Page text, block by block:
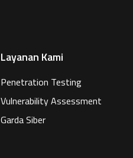
Layanan Kami
Penetration Testing
Vulnerability Assessment
Garda Siber